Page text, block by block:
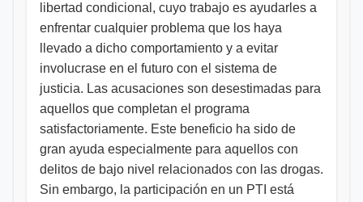
libertad condicional, cuyo trabajo es ayudarles a
enfrentar cualquier problema que los haya
llevado a dicho comportamiento y a evitar
involucrase en el futuro con el sistema de
justicia. Las acusaciones son desestimadas para
aquellos que completan el programa
satisfactoriamente. Este beneficio ha sido de
gran ayuda especialmente para aquellos con
delitos de bajo nivel relacionados con las drogas.
Sin embargo, la participación en un PTI está